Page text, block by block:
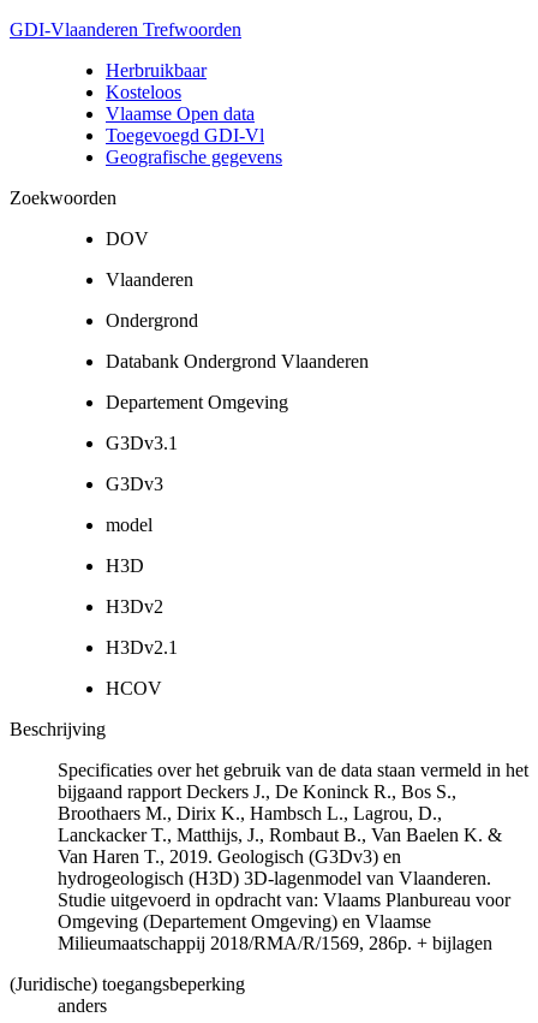
GDI-Vlaanderen Trefwoorden
Herbruikbaar
Kosteloos
Vlaamse Open data
Toegevoegd GDI-Vl
Geografische gegevens
Zoekwoorden
DOV
Vlaanderen
Ondergrond
Databank Ondergrond Vlaanderen
Departement Omgeving
G3Dv3.1
G3Dv3
model
H3D
H3Dv2
H3Dv2.1
HCOV
Beschrijving
Specificaties over het gebruik van de data staan vermeld in het
bijgaand rapport Deckers J., De Koninck R., Bos S.,
Broothaers M., Dirix K., Hambsch L., Lagrou, D.,
Lanckacker T., Matthijs, J., Rombaut B., Van Baelen K. &
Van Haren T., 2019. Geologisch (G3Dv3) en
hydrogeologisch (H3D) 3D-lagenmodel van Vlaanderen.
Studie uitgevoerd in opdracht van: Vlaams Planbureau voor
Omgeving (Departement Omgeving) en Vlaamse
Milieumaatschappij 2018/RMA/R/1569, 286p. + bijlagen
(Juridische) toegangsbeperking
anders